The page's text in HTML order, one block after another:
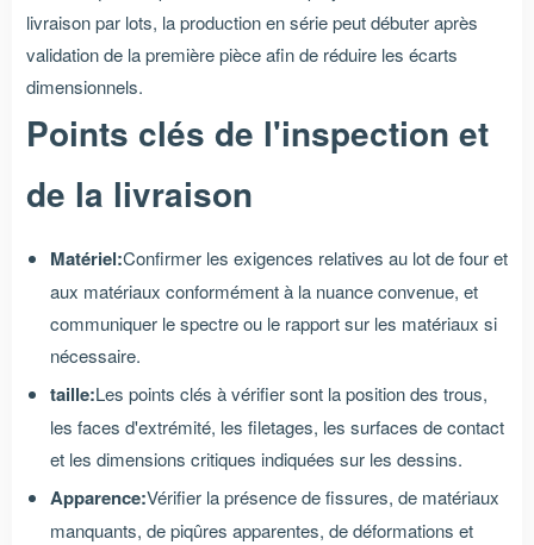
livraison par lots, la production en série peut débuter après
validation de la première pièce afin de réduire les écarts
dimensionnels.
Points clés de l'inspection et
de la livraison
Matériel:Confirmer les exigences relatives au lot de four et
aux matériaux conformément à la nuance convenue, et
communiquer le spectre ou le rapport sur les matériaux si
nécessaire.
taille:Les points clés à vérifier sont la position des trous,
les faces d'extrémité, les filetages, les surfaces de contact
et les dimensions critiques indiquées sur les dessins.
Apparence:Vérifier la présence de fissures, de matériaux
manquants, de piqûres apparentes, de déformations et